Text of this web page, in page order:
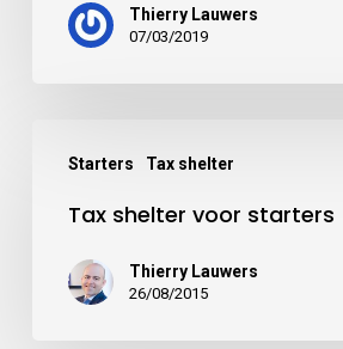
Thierry Lauwers
07/03/2019
Starters Tax shelter
Tax shelter voor starters
Thierry Lauwers
26/08/2015